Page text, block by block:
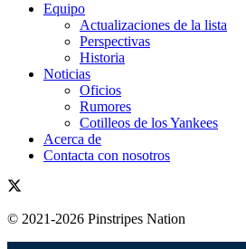
Equipo
Actualizaciones de la lista
Perspectivas
Historia
Noticias
Oficios
Rumores
Cotilleos de los Yankees
Acerca de
Contacta con nosotros
© 2021-2026 Pinstripes Nation